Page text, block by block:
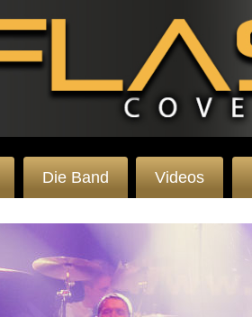
Die Band Videos